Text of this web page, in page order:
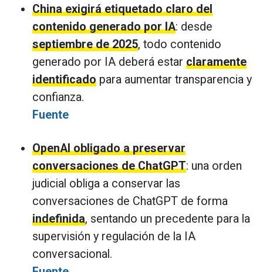
China exigirá etiquetado claro del
contenido generado por IA: desde
septiembre de 2025, todo contenido
generado por IA deberá estar claramente
identificado para aumentar transparencia y
confianza.
Fuente
OpenAI obligado a preservar
conversaciones de ChatGPT: una orden
judicial obliga a conservar las
conversaciones de ChatGPT de forma
indefinida, sentando un precedente para la
supervisión y regulación de la IA
conversacional.